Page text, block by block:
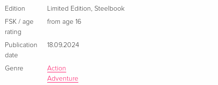
HD + 2 Blu-rays
French
4K Ultra HD + Blu-ray
Italian
Edition
Limited Edition, Steelbook
FSK / age
rating
from age 16
Publication
date
18.09.2024
Genre
Action
Adventure